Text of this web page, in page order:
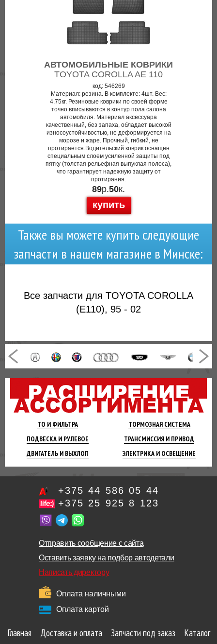
ТО И ФИЛЬТРА ТОРМОЗНАЯСИСТЕМА
ПОДВЕСКА И РУЛЕВОЕ ТРАНСМИССИЯ И ПРИВОД
ДВИГАТЕЛЬ И ВЫХЛОП ЭЛЕКТРИКА И ОСВЕЩЕНИЕ
АВТОМОБИЛЬНЫЕ КОВРИКИ
TOYOTA COROLLA AE 110
код: 546269
Материал: резина. В комплекте: 4шт. Вес:
4.75кг. Резиновые коврики по своей форме
точно вписываются в контур пола салона
автомобиля. Материал аксессуара
качественный, без запаха, обладает высокой
износоустойчивостью, не деформируется на
морозе и жаре. Прочный, гибкий, не
протирается.Водительский коврик оснащен
специальным слоем усиленной защиты под
пятку (толстая рельефная выпуклая полоса),
что гарантирует надежную защиту от
протирания.
89р.50к.
купить
Также вы можете купить следующие
запчасти в нашем магазине в Минске:
Все запчасти для TOYOTA COROLLA
(E110), 95 - 02
+375 44 586 05 44
+375 25 925 8 123
Отправить сообщение с сайта
Оставить заявку на подбор автодетали
Написать директору
Оплата наличными
Оплата картой
Главная Доставка и оплата Запчасти под заказ
Каталог